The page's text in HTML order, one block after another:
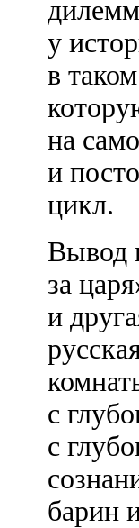
у
в
на
и
цикл.
Вывод
за
и
с
с
барин